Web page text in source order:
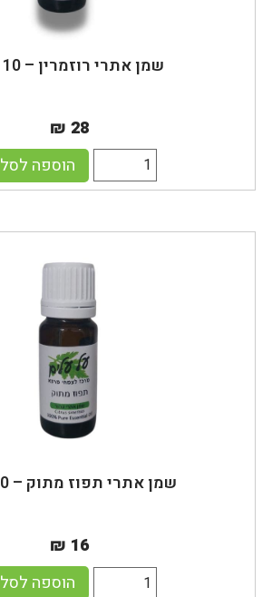
שמן אתרי רוזמרין – 10 מ"ל
₪ 28
הוספה לסל
שמן אתרי תפוז מתוק – 10 מ"ל
₪ 16
הוספה לסל